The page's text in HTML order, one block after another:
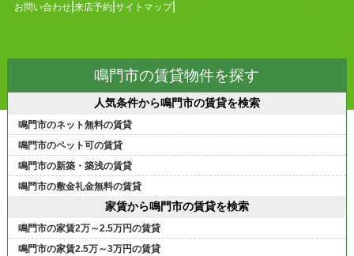
お問い合わせ 来店予約 サイトマップ
鳴門市の賃貸物件を探す
人気条件から鳴門市の賃貸を検索
鳴門市のネット無料の賃貸
鳴門市のペット可の賃貸
鳴門市の新築・築浅の賃貸
鳴門市の敷金礼金無料の賃貸
家賃から鳴門市の賃貸を検索
鳴門市の家賃2万～2.5万円の賃貸
鳴門市の家賃2.5万～3万円の賃貸